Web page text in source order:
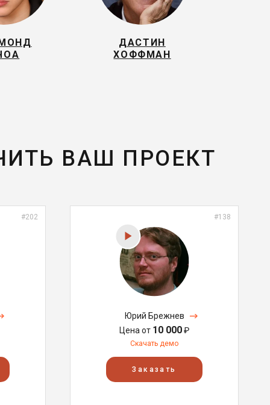
ДАСТИН
ХОФФМАН
ВАШ ПРОЕКТ
#202 #138
Юрий Брежнев
Цена от 10 000₽
Скачать демо
Заказать